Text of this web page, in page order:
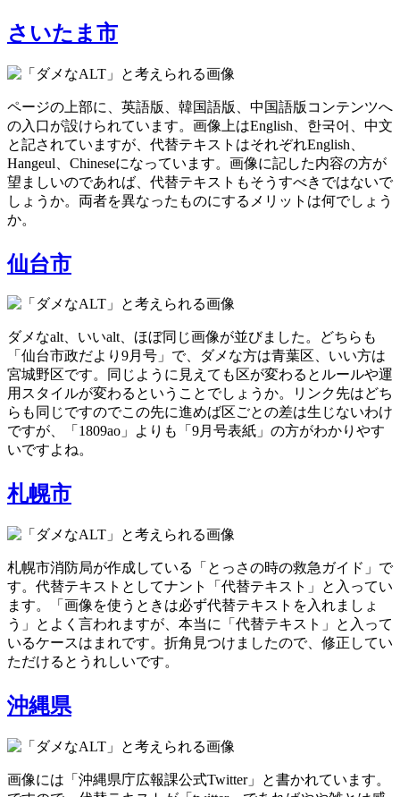
さいたま市
ページの上部に、英語版、韓国語版、中国語版コンテンツへ
の入口が設けられています。画像上はEnglish 한국어
中文
と記されていますが、代替テキストはそれぞれEnglish、
Hangeul、Chineseになっています。画像に記した内容の方が
望ましいのであれば、代替テキストもそうすべきではないで
しょうか。両者を異なったものにするメリットは何でしょう
か。
仙台市
ダメなalt、いいalt、ほぼ同じ画像が並びました。どちらも
「仙台市政だより9月号」で、ダメな方は青葉区、いい方は
宮城野区です。同じように見えても区が変わるとルールや運
用スタイルが変わるということでしょうか。リンク先はどち
らも同じですのでこの先に進めば区ごとの差は生じないわけ
ですが、「1809ao」よりも「9月号表紙」の方がわかりやす
いですよね。
札幌市
札幌市消防局が作成している「とっさの時の救急ガイド」で
す。代替テキストとしてナント「代替テキスト」と入ってい
ます。「画像を使うときは必ず代替テキストを入れましょ
う」とよく言われますが、本当に「代替テキスト」と入って
いるケースはまれです。折角見つけましたので、修正してい
ただけるとうれしいです。
沖縄県
画像には「沖縄県庁広報課公式Twitter」と書かれています。